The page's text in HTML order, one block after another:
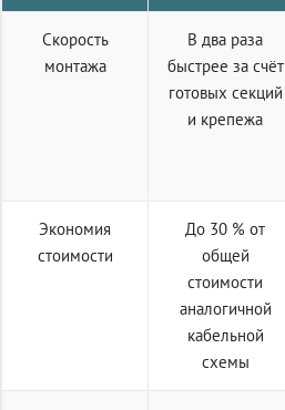
Скорость
монтажа
В два раза
быстрее за счёт
готовых секций
и крепежа
Экономия
стоимости
До 30 % от
общей
стоимости
аналогичной
кабельной
схемы